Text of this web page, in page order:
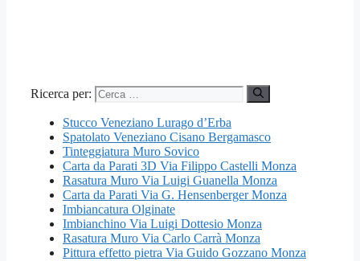
Ricerca per:
Stucco Veneziano Lurago d’Erba
Spatolato Veneziano Cisano Bergamasco
Tinteggiatura Muro Sovico
Carta da Parati 3D Via Filippo Castelli Monza
Rasatura Muro Via Luigi Guanella Monza
Carta da Parati Via G. Hensenberger Monza
Imbiancatura Olginate
Imbianchino Via Luigi Dottesio Monza
Rasatura Muro Via Carlo Carrà Monza
Pittura effetto pietra Via Guido Gozzano Monza